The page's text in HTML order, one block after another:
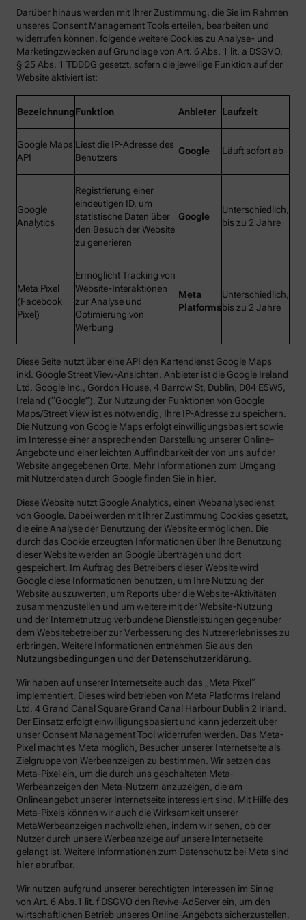
Darüber hinaus werden mit Ihrer Zustimmung, die Sie im Rahmen
unseres Consent Management Tools erteilen, bearbeiten und
widerrufen können, folgende weitere Cookies zu Analyse- und
Marketingzwecken auf Grundlage von Art. 6 Abs. 1 lit. a DSGVO,
§ 25 Abs. 1 TDDDG gesetzt, sofern die jeweilige Funktion auf der
Website aktiviert ist:
BezeichnungFunktion Anbieter Laufzeit
Google Maps
API
Liest die IP-Adresse des
Benutzers
Google Läuft sofort ab
Google
Analytics
Registrierung einer
eindeutigen ID, um
statistische Daten über
den Besuch der Website
zu generieren
Google
Unterschiedlich,
bis zu 2 Jahre
Meta Pixel
(Facebook
Pixel)
Ermöglicht Tracking von
Website-Interaktionen
zur Analyse und
Optimierung von
Werbung
Meta
Platforms
Unterschiedlich,
bis zu 2 Jahre
Diese Seite nutzt über eine API den Kartendienst Google Maps
inkl. Google Street View-Ansichten. Anbieter ist die Google Ireland
Ltd. Google Inc., Gordon House, 4 Barrow St, Dublin, D04 E5W5,
Ireland (“Google”). Zur Nutzung der Funktionen von Google
Maps/Street View ist es notwendig, Ihre IP-Adresse zu speichern.
Die Nutzung von Google Maps erfolgt einwilligungsbasiert sowie
im Interesse einer ansprechenden Darstellung unserer Online-
Angebote und einer leichten Auffindbarkeit der von uns auf der
Website angegebenen Orte. Mehr Informationen zum Umgang
mit Nutzerdaten durch Google finden Sie in hier.
Diese Website nutzt Google Analytics, einen Webanalysedienst
von Google. Dabei werden mit Ihrer Zustimmung Cookies gesetzt,
die eine Analyse der Benutzung der Website ermöglichen. Die
durch das Cookie erzeugten Informationen über Ihre Benutzung
dieser Website werden an Google übertragen und dort
gespeichert. Im Auftrag des Betreibers dieser Website wird
Google diese Informationen benutzen, um Ihre Nutzung der
Website auszuwerten, um Reports über die Website-Aktivitäten
zusammenzustellen und um weitere mit der Website-Nutzung
und der Internetnutzug verbundene Dienstleistungen gegenüber
dem Websitebetreiber zur Verbesserung des Nutzererlebnisses zu
erbringen. Weitere Informationen entnehmen Sie aus den
Nutzungsbedingungen und der Datenschutzerklärung.
Wir haben auf unserer Internetseite auch das „Meta Pixel“
implementiert. Dieses wird betrieben von Meta Platforms Ireland
Ltd. 4 Grand Canal Square Grand Canal Harbour Dublin 2 Irland.
Der Einsatz erfolgt einwilligungsbasiert und kann jederzeit über
unser Consent Management Tool widerrufen werden. Das Meta-
Pixel macht es Meta möglich, Besucher unserer Internetseite als
Zielgruppe von Werbeanzeigen zu bestimmen. Wir setzen das
Meta-Pixel ein, um die durch uns geschalteten Meta-
Werbeanzeigen den Meta-Nutzern anzuzeigen, die am
Onlineangebot unserer Internetseite interessiert sind. Mit Hilfe des
Meta-Pixels können wir auch die Wirksamkeit unserer
MetaWerbeanzeigen nachvollziehen, indem wir sehen, ob der
Nutzer durch unsere Werbeanzeige auf unsere Internetseite
gelangt ist. Weitere Informationen zum Datenschutz bei Meta sind
hier abrufbar.
Wir nutzen aufgrund unserer berechtigten Interessen im Sinne
von Art. 6 Abs.1 lit. f DSGVO den Revive-AdServer ein, um den
wirtschaftlichen Betrieb unseres Online-Angebots sicherzustellen.